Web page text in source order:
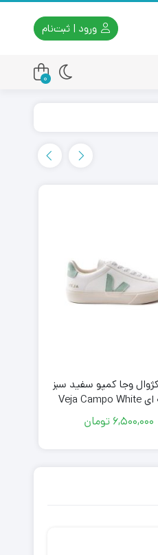
ورود | ثبت‌نام
0
وجا کمپو سفید سبز
پسته ای Veja Campo White
Matcha
6,500,000 تومان